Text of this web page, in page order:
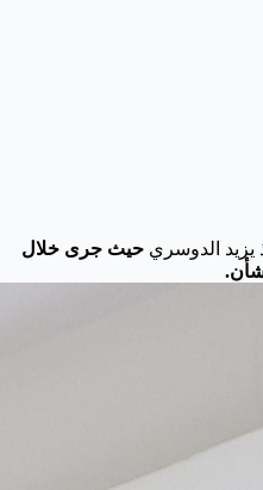
يزيد الدوسري حيث جرى خلال